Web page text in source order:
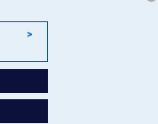
YouTube
>